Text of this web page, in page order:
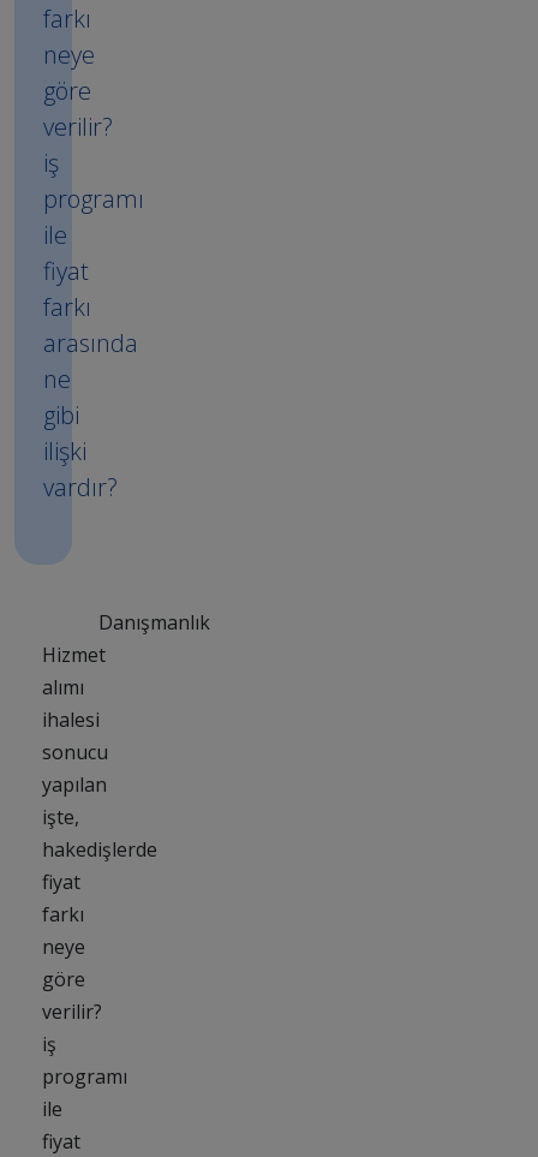
farkı
neye
göre
verilir?
iş
programı
ile
fiyat
farkı
arasında
ne
gibi
ilişki
vardır?
Danışmanlık
Hizmet
alımı
ihalesi
sonucu
yapılan
işte,
hakedişlerde
fiyat
farkı
neye
göre
verilir?
iş
programı
ile
fiyat